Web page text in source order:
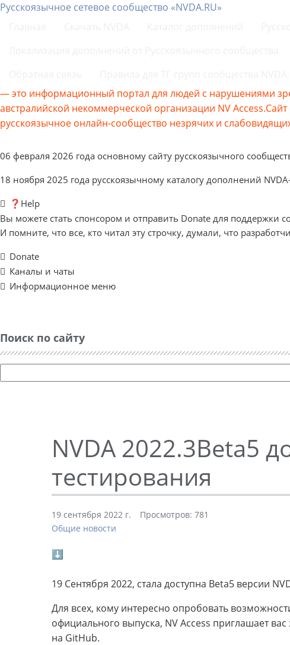
Русскоязычное сетевое сообщество «NVDA.RU»
— это информационный портал для людей с нарушениями
австралийской некоммерческой организации NV
русскоязычное онлайн-сообщество незрячих и
06 февраля 2026 года основному сайту русскоязычного
18 ноября 2025 года русскоязычному каталогу дополнений
❓Help
Вы можете стать спонсором и отправить Donate для поддержки
И помните, что все, кто читал эту строчку, думали, что
Donate
Каналы и чаты
Информационное меню
Поиск по сайту
NVDA 2022.3Beta5
тестирования
19 сентября 2022 г.
Просмотров: 781
Общие новости
⬇
19 Сентября 2022, стала доступна Beta5 версии
Для всех, кому интересно опробовать
официального выпуска, NV Access приглашает
на GitHub.